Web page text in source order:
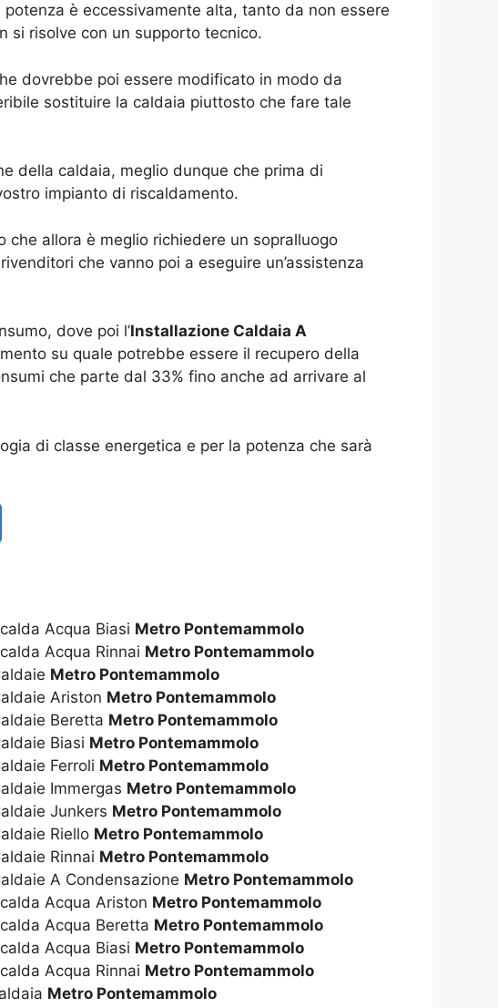
potenza è eccessivamente alta, tanto da non essere
si risolve con un supporto tecnico.
dovrebbe poi essere modificato in modo da
sostituire la caldaia piuttosto che fare tale
della caldaia, meglio dunque che prima di
impianto di riscaldamento.
allora è meglio richiedere un sopralluogo
che vanno poi a eseguire un’assistenza
dove poi l’Installazione Caldaia A
su quale potrebbe essere il recupero della
che parte dal 33% fino anche ad arrivare al
di classe energetica e per la potenza che sarà
Acqua Biasi Metro Pontemammolo
Acqua Rinnai Metro Pontemammolo
Metro Pontemammolo
Ariston Metro Pontemammolo
Beretta Metro Pontemammolo
Biasi Metro Pontemammolo
Ferroli Metro Pontemammolo
Immergas Metro Pontemammolo
Junkers Metro Pontemammolo
Riello Metro Pontemammolo
Rinnai Metro Pontemammolo
A Condensazione Metro Pontemammolo
Acqua Ariston Metro Pontemammolo
Acqua Beretta Metro Pontemammolo
Acqua Biasi Metro Pontemammolo
Acqua Rinnai Metro Pontemammolo
Metro Pontemammolo